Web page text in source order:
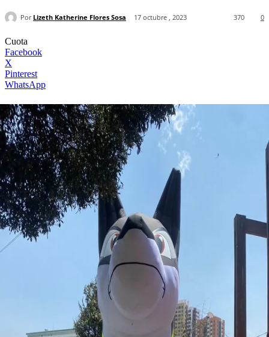
Por Lizeth Katherine Flores Sosa 17 octubre , 2023 0
370
Cuota
Facebook
X
Pinterest
WhatsApp